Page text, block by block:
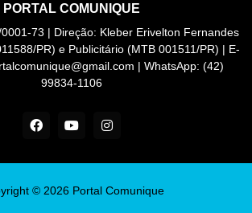
PORTAL COMUNIQUE
73 | Direção: Kleber Erivelton Fernandes
PR) e Publicitário (MTB 001511/PR) | E-
| WhatsApp: (42)
99834-1106
© 2026 Portal Comunique